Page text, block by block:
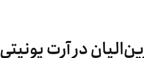
در آرت یونیتی